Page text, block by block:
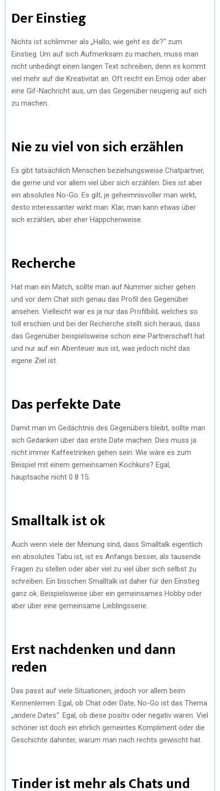
Der Einstieg
Nichts ist schlimmer als „Hallo, wie geht es dir?“ zum
Einstieg. Um auf sich Aufmerksam zu machen, muss man
nicht unbedingt einen langen Text schreiben, denn es kommt
viel mehr auf die Kreativität an. Oft reicht ein Emoji oder aber
eine Gif-Nachricht aus, um das Gegenüber neugierig auf sich
zu machen.
Nie zu viel von sich erzählen
Es gibt tatsächlich Menschen beziehungsweise Chatpartner,
die gerne und vor allem viel über sich erzählen. Dies ist aber
ein absolutes No-Go. Es gilt, je geheimnisvoller man wirkt,
desto interessanter wirkt man. Klar, man kann etwas über
sich erzählen, aber eher Häppchenweise.
Recherche
Hat man ein Match, sollte man auf Nummer sicher gehen
und vor dem Chat sich genau das Profil des Gegenüber
ansehen. Vielleicht war es ja nur das Profilbild, welches so
toll erschien und bei der Recherche stellt sich heraus, dass
das Gegenüber beispielsweise schon eine Partnerschaft hat
und nur auf ein Abenteuer aus ist, was jedoch nicht das
eigene Ziel ist.
Das perfekte Date
Damit man im Gedächtnis des Gegenübers bleibt, sollte man
sich Gedanken über das erste Date machen. Dies muss ja
nicht immer Kaffeetrinken gehen sein. Wie wäre es zum
Beispiel mit einem gemeinsamen Kochkurs? Egal,
hauptsache nicht 0 8 15.
Smalltalk ist ok
Auch wenn viele der Meinung sind, dass Smalltalk eigentlich
ein absolutes Tabu ist, ist es Anfangs besser, als tausende
Fragen zu stellen oder aber viel zu viel über sich selbst zu
schreiben. Ein bisschen Smalltalk ist daher für den Einstieg
ganz ok. Beispielsweise über ein gemeinsames Hobby oder
aber über eine gemeinsame Lieblingsserie.
Erst nachdenken und dann
reden
Das passt auf viele Situationen, jedoch vor allem beim
Kennenlernen. Egal, ob Chat oder Date, No-Go ist das Thema
„andere Dates“. Egal, ob diese positiv oder negativ waren. Viel
schöner ist doch ein ehrlich gemeintes Kompliment oder die
Geschichte dahinter, warum man nach rechts gewischt hat.
Tinder ist mehr als Chats und